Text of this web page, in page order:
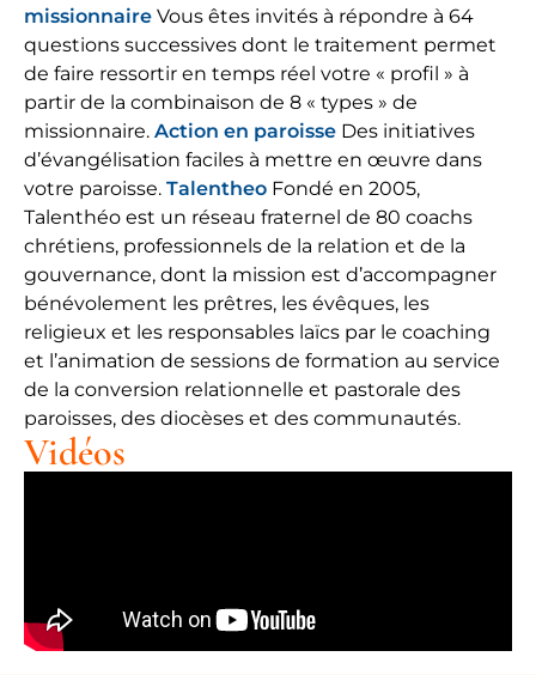
missionnaire Vous êtes invités à répondre à 64
questions successives dont le traitement permet
de faire ressortir en temps réel votre « profil » à
partir de la combinaison de 8 « types » de
missionnaire. Action en paroisse Des initiatives
d’évangélisation faciles à mettre en œuvre dans
votre paroisse. Talentheo Fondé en 2005,
Talenthéo est un réseau fraternel de 80 coachs
chrétiens, professionnels de la relation et de la
gouvernance, dont la mission est d’accompagner
bénévolement les prêtres, les évêques, les
religieux et les responsables laïcs par le coaching
et l’animation de sessions de formation au service
de la conversion relationnelle et pastorale des
paroisses, des diocèses et des communautés.​ ​
Vidéos